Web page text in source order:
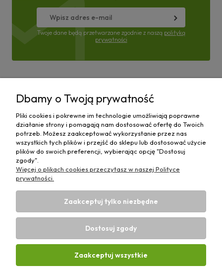
Twoje dane będą przetwarzane zgodnie z naszą polityką
prywatności
Moje konto
Płatności i dostawa
Informacje
O nas
Sklep rolniczy z częściami do maszyn E-ciągnik |
731 424 460| NIP: 5562573838 | REGON:
341257433
Dbamy o Twoją prywatność
Pliki cookies i pokrewne im technologie umożliwiają poprawne
działanie strony i pomagają nam dostosować ofertę do Twoich
potrzeb. Możesz zaakceptować wykorzystanie przez nas
wszystkich tych plików i przejść do sklepu lub dostosować użycie
plików do swoich preferencji, wybierając opcję "Dostosuj
zgody".
Więcej o plikach cookies przeczytasz w naszej Polityce
prywatności.
Zaakceptuj tylko niezbędne
Dostosuj zgody
Zaakceptuj wszystkie